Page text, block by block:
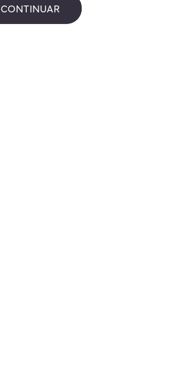
CONTINUAR